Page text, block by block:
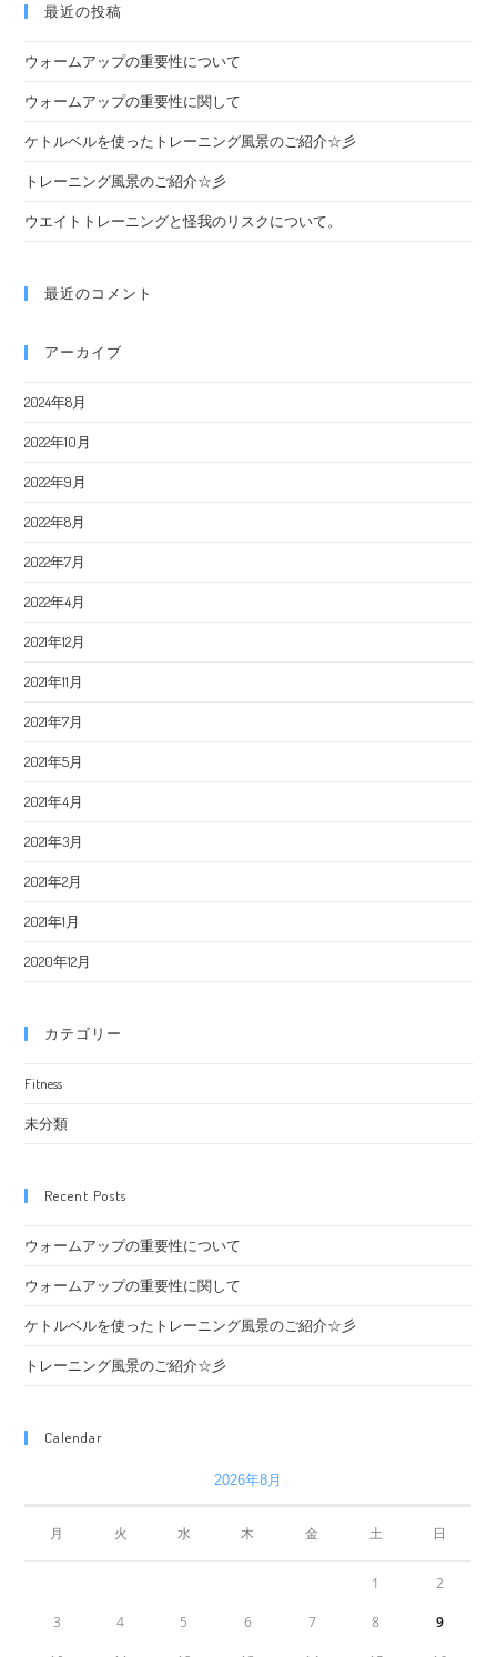
最近の投稿
ウォームアップの重要性について
ウォームアップの重要性に関して
ケトルベルを使ったトレーニング風景のご紹介☆彡
トレーニング風景のご紹介☆彡
ウエイトトレーニングと怪我のリスクについて。
最近のコメント
アーカイブ
2024年8月
2022年10月
2022年9月
2022年8月
2022年7月
2022年4月
2021年12月
2021年11月
2021年7月
2021年5月
2021年4月
2021年3月
2021年2月
2021年1月
2020年12月
カテゴリー
Fitness
未分類
Recent Posts
ウォームアップの重要性について
ウォームアップの重要性に関して
ケトルベルを使ったトレーニング風景のご紹介☆彡
トレーニング風景のご紹介☆彡
Calendar
2026年8月
月 火 水 木 金 土 日
1 2
3 4 5 6 7 8 9